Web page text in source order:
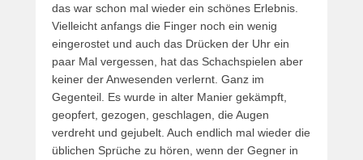
das war schon mal wieder ein schönes Erlebnis.
Vielleicht anfangs die Finger noch ein wenig
eingerostet und auch das Drücken der Uhr ein
paar Mal vergessen, hat das Schachspielen aber
keiner der Anwesenden verlernt. Ganz im
Gegenteil. Es wurde in alter Manier gekämpft,
geopfert, gezogen, geschlagen, die Augen
verdreht und gejubelt. Auch endlich mal wieder die
üblichen Sprüche zu hören, wenn der Gegner in